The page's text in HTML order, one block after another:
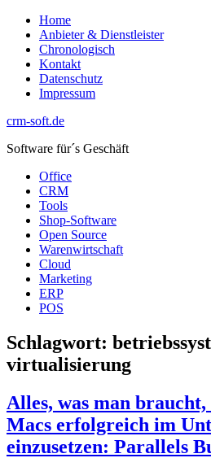
Zum
Inhalt
springen
Home
Anbieter & Dienstleister
Chronologisch
Kontakt
Datenschutz
Impressum
crm-soft.de
Software für´s Geschäft
Office
CRM
Tools
Shop-Software
Open Source
Warenwirtschaft
Cloud
Marketing
ERP
POS
Schlagwort:
virtualisierung
Alles, was man
Macs erfolgreich im
einzusetzen: Parallels